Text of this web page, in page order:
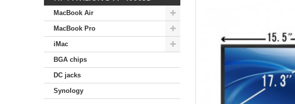
MacBook Air
MacBook Pro
iMac
BGA chips
DC jacks
Synology